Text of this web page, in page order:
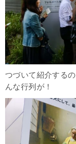
つづいて紹介する
んな行列が！